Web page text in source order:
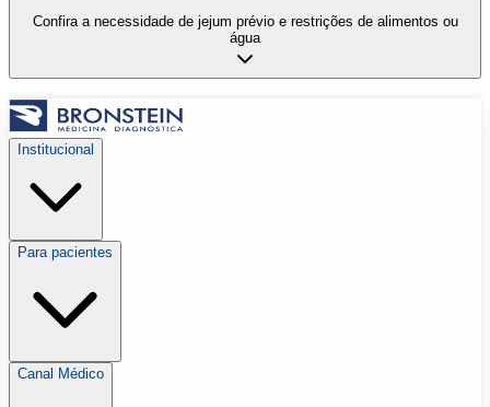
Confira a necessidade de jejum prévio e restrições de alimentos ou
água
Institucional
Para pacientes
Canal Médico